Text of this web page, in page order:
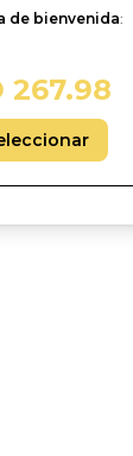
de bienvenida:
267.98